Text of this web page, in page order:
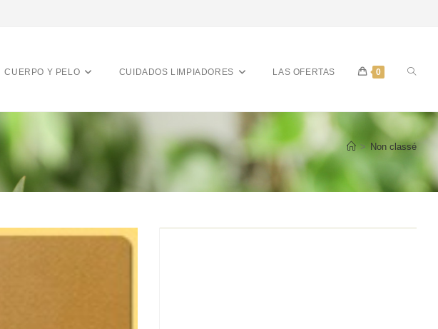
CUERPO Y PELO CUIDADOS LIMPIADORES LAS OFERTAS 0
> Non classé